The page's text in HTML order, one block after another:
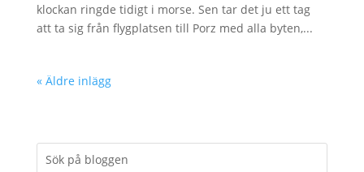
klockan ringde tidigt i morse. Sen tar det ju ett tag
att ta sig från flygplatsen till Porz med alla byten,...
« Äldre inlägg